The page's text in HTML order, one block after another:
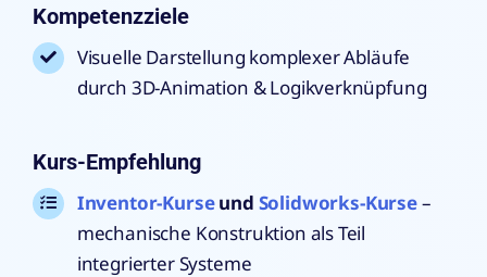
Kompetenzziele
Visuelle Darstellung komplexer Abläufe
durch 3D-Animation & Logikverknüpfung
Kurs-Empfehlung
Inventor-Kurseund Solidworks-Kurse–
mechanische Konstruktion als Teil
integrierter Systeme